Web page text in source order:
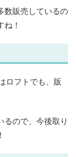
数販売しているの
！
ロフトでも、販
るので、今後取り